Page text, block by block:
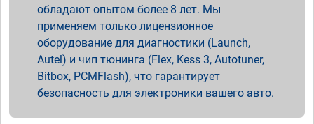
обладают опытом более 8 лет. Мы
применяем только лицензионное
оборудование для диагностики (Launch,
Autel) и чип тюнинга (Flex, Kess 3, Autotuner,
Bitbox, PCMFlash), что гарантирует
безопасность для электроники вашего авто.